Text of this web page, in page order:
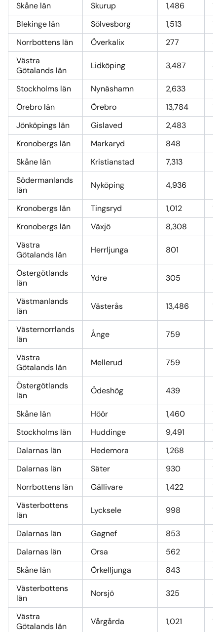
Skåne län
Skurup 1,486
Blekinge län
Sölvesborg 1,513
Norrbottens län
Överkalix 277
Västra
Götalands län
Lidköping 3,487
Stockholms län Nynäshamn 2,633
Örebro län
Örebro 13,784
Jönköpings län
Gislaved 2,483
Kronobergs län
Markaryd 848
Skåne län
Kristianstad 7,313
Södermanlands
län
Nyköping 4,936
Kronobergs län Tingsryd 1,012
Kronobergs län
Växjö 8,308
Västra
Götalands län
Herrljunga 801
Östergötlands
län
Ydre 305
Västmanlands
län
Västerås 13,486
Västernorrlands
län
Ånge 759
Västra
Götalands län
Mellerud 759
Östergötlands
län
Ödeshög 439
Skåne län Höör 1,460
Stockholms län
Huddinge 9,491
Dalarnas län
Hedemora 1,268
Dalarnas län
Säter 930
Norrbottens län
Gällivare 1,422
Västerbottens
län
Lycksele 998
Dalarnas län Gagnef 853
Dalarnas län
Orsa 562
Skåne län
Örkelljunga 843
Västerbottens
län
Norsjö 325
Västra
Götalands län
Vårgårda 1,021